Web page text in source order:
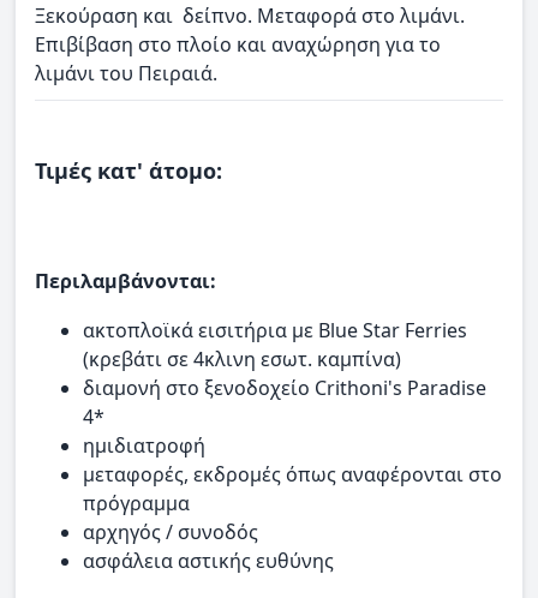
Ξεκούραση και δείπνο. Μεταφορά στο λιμάνι.
Επιβίβαση στο πλοίο και αναχώρηση για το
λιμάνι του Πειραιά.
Τιμές κατ' άτομο:
Περιλαμβάνονται:
ακτοπλοϊκά εισιτήρια με Blue Star Ferries
(κρεβάτι σε 4κλινη εσωτ. καμπίνα)
διαμονή στο ξενοδοχείο Crithoni's Paradise
4*
ημιδιατροφή
μεταφορές, εκδρομές όπως αναφέρονται στο
πρόγραμμα
αρχηγός / συνοδός
ασφάλεια αστικής ευθύνης